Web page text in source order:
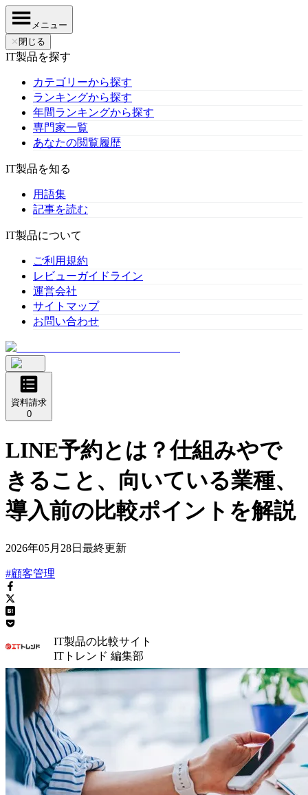
メニュー
✕ 閉じる
IT製品を探す
カテゴリーから探す
ランキングから探す
年間ランキングから探す
専門家一覧
あなたの閲覧履歴
IT製品を知る
用語集
記事を読む
IT製品について
ご利用規約
レビューガイドライン
運営会社
サイトマップ
お問い合わせ
資料請求
0
LINE予約とは？仕組みやで
きること、向いている業種、
導入前の比較ポイントを解説
2026年05月28日 最終更新
#顧客管理
IT製品の比較サイト
ITトレンド 編集部